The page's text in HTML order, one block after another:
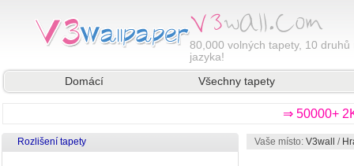
80,000 volných tapety, 10 druhů
jazyka!
Domácí
Všechny tapety
⇒ 50000+
Rozlišení tapety Vaše místo: V3wall /